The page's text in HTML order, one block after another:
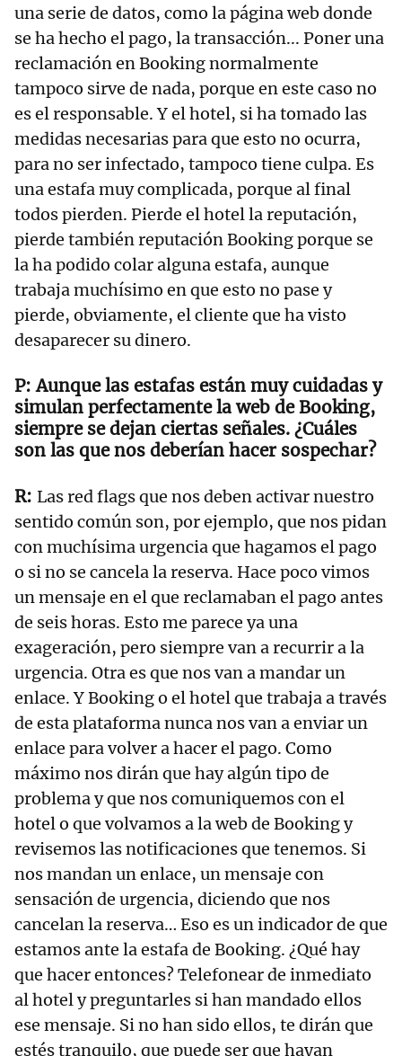
una serie de datos, como la página web donde
se ha hecho el pago, la transacción... Poner una
reclamación en Booking normalmente
tampoco sirve de nada, porque en este caso no
es el responsable. Y el hotel, si ha tomado las
medidas necesarias para que esto no ocurra,
para no ser infectado, tampoco tiene culpa. Es
una estafa muy complicada, porque al final
todos pierden. Pierde el hotel la reputación,
pierde también reputación Booking porque se
la ha podido colar alguna estafa, aunque
trabaja muchísimo en que esto no pase y
pierde, obviamente, el cliente que ha visto
desaparecer su dinero.
Aunque las estafas están muy cuidadas y
simulan perfectamente la web de Booking,
siempre se dejan ciertas señales. ¿Cuáles
son las que nos deberían hacer sospechar?
Las red flags que nos deben activar nuestro
sentido común son, por ejemplo, que nos pidan
con muchísima urgencia que hagamos el pago
o si no se cancela la reserva. Hace poco vimos
un mensaje en el que reclamaban el pago antes
de seis horas. Esto me parece ya una
exageración, pero siempre van a recurrir a la
urgencia. Otra es que nos van a mandar un
enlace. Y Booking o el hotel que trabaja a través
de esta plataforma nunca nos van a enviar un
enlace para volver a hacer el pago. Como
máximo nos dirán que hay algún tipo de
problema y que nos comuniquemos con el
hotel o que volvamos a la web de Booking y
revisemos las notificaciones que tenemos. Si
nos mandan un enlace, un mensaje con
sensación de urgencia, diciendo que nos
cancelan la reserva… Eso es un indicador de que
estamos ante la estafa de Booking. ¿Qué hay
que hacer entonces? Telefonear de inmediato
al hotel y preguntarles si han mandado ellos
ese mensaje. Si no han sido ellos, te dirán que
estés tranquilo, que puede ser que hayan